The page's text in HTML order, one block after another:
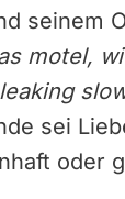
seinem
motel,
sei
oder